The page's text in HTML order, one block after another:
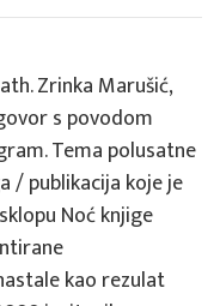
Zrinka Marušić,
s povodom
Tema polusatne
/ publikacija koje je
Noć knjige
kao rezulat